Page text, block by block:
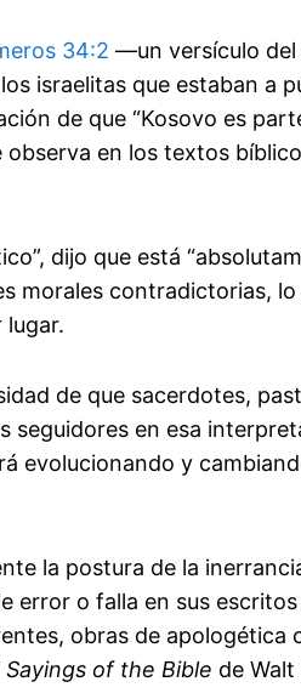
34:2 —un versículo del
israelitas que estaban a
de que “Kosovo es
en los textos
dijo que está
morales contradictorias, lo
lugar.
de que sacerdotes,
seguidores en esa
evolucionando y
la postura de la
error o falla en sus
obras de apologética
Sayings of the Bible de